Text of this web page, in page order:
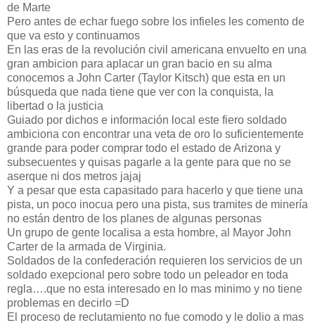
de Marte
Pero antes de echar fuego sobre los infieles les comento de
que va esto y continuamos
En las eras de la revolución civil americana envuelto en una
gran ambicion para aplacar un gran bacio en su alma
conocemos a John Carter (Taylor Kitsch) que esta en un
búsqueda que nada tiene que ver con la conquista, la
libertad o la justicia
Guiado por dichos e información local este fiero soldado
ambiciona con encontrar una veta de oro lo suficientemente
grande para poder comprar todo el estado de Arizona y
subsecuentes y quisas pagarle a la gente para que no se
aserque ni dos metros jajaj
Y a pesar que esta capasitado para hacerlo y que tiene una
pista, un poco inocua pero una pista, sus tramites de minería
no están dentro de los planes de algunas personas
Un grupo de gente localisa a esta hombre, al Mayor John
Carter de la armada de Virginia.
Soldados de la confederación requieren los servicios de un
soldado exepcional pero sobre todo un peleador en toda
regla….que no esta interesado en lo mas minimo y no tiene
problemas en decirlo =D
El proceso de reclutamiento no fue comodo y le dolio a mas